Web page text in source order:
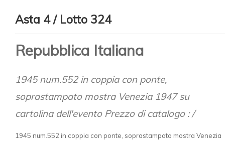
Asta 4 / Lotto 324
Repubblica Italiana
1945 num.552 in coppia con ponte,
soprastampato mostra Venezia 1947 su
cartolina dell'evento Prezzo di catalogo : /
1945 num.552 in coppia con ponte, soprastampato mostra Venezia